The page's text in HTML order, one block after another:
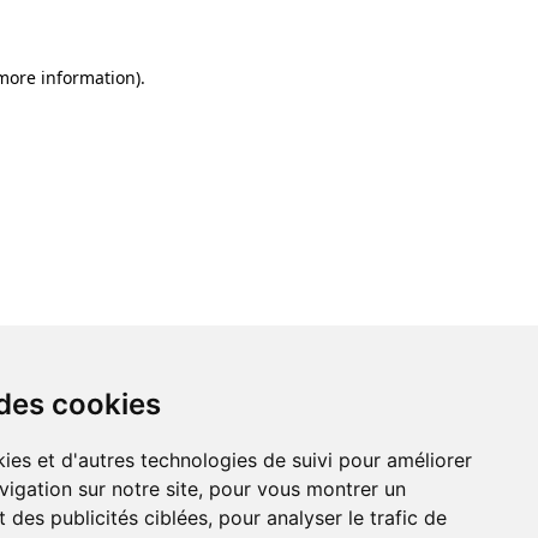
cookies
et d'autres technologies de suivi pour améliorer
sur notre site, pour vous montrer un
des publicités ciblées, pour analyser le trafic de
information).